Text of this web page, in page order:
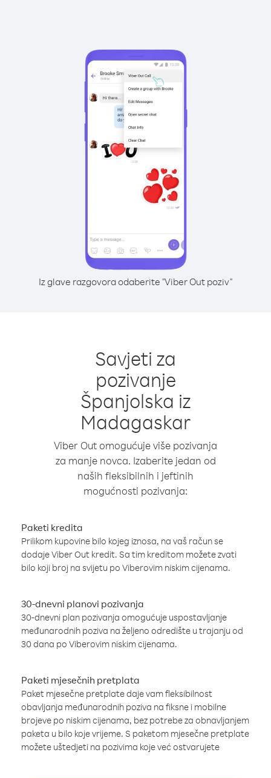
Iz glave razgovora odaberite "Viber Out poziv"
Savjeti za
pozivanje
Španjolska iz
Madagaskar
Viber Out omogućuje više pozivanja
za manje novca. Izaberite jedan od
naših fleksibilnih i jeftinih
mogućnosti pozivanja:
Paketi kredita
Prilikom kupovine bilo kojeg iznosa, na vaš račun se
dodaje Viber Out kredit. Sa tim kreditom možete zvati
bilo koji broj na svijetu po Viberovim niskim cijenama.
30-dnevni planovi pozivanja
30-dnevni plan pozivanja omogućuje uspostavljanje
međunarodnih poziva na željeno odredište u trajanju od
30 dana po Viberovim niskim cijenama.
Paketi mjesečnih pretplata
Paket mjesečne pretplate daje vam fleksibilnost
obavljanja međunarodnih poziva na fiksne i mobilne
brojeve po niskim cijenama, bez potrebe za obnavljanjem
paketa u bilo koje vrijeme. S paketom mjesečne pretplate
možete uštedjeti na pozivima koje već ostvarujete